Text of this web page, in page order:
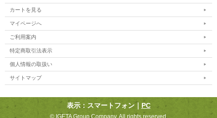
カートを見る
マイページへ
ご利用案内
特定商取引法表示
個人情報の取扱い
サイトマップ
表示：スマートフォン｜ PC